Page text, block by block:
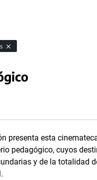
presenta esta
pedagógico, cuyos
y de la totalidad